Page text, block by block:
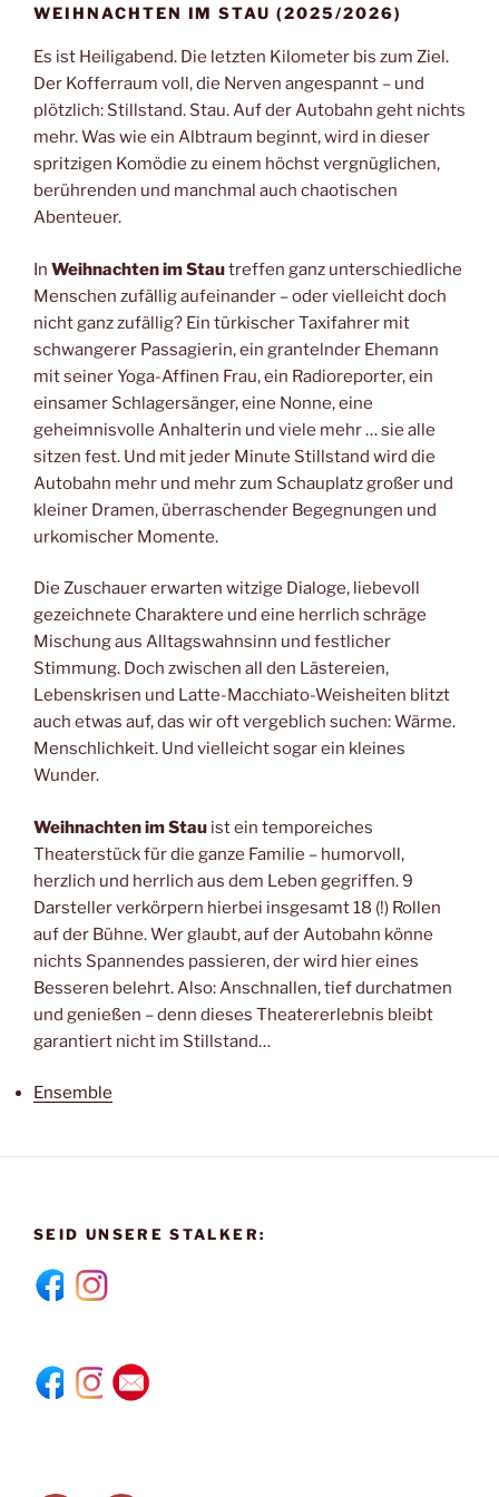
WEIHNACHTEN IM STAU (2025/2026)
Es ist Heiligabend. Die letzten Kilometer bis zum Ziel.
Der Kofferraum voll, die Nerven angespannt – und
plötzlich: Stillstand. Stau. Auf der Autobahn geht nichts
mehr. Was wie ein Albtraum beginnt, wird in dieser
spritzigen Komödie zu einem höchst vergnüglichen,
berührenden und manchmal auch chaotischen
Abenteuer.
In Weihnachten im Stautreffen ganz unterschiedliche
Menschen zufällig aufeinander – oder vielleicht doch
nicht ganz zufällig? Ein türkischer Taxifahrer mit
schwangerer Passagierin, ein grantelnder Ehemann
mit seiner Yoga-Affinen Frau, ein Radioreporter, ein
einsamer Schlagersänger, eine Nonne, eine
geheimnisvolle Anhalterin und viele mehr … sie alle
sitzen fest. Und mit jeder Minute Stillstand wird die
Autobahn mehr und mehr zum Schauplatz großer und
kleiner Dramen, überraschender Begegnungen und
urkomischer Momente.
Die Zuschauer erwarten witzige Dialoge, liebevoll
gezeichnete Charaktere und eine herrlich schräge
Mischung aus Alltagswahnsinn und festlicher
Stimmung. Doch zwischen all den Lästereien,
Lebenskrisen und Latte-Macchiato-Weisheiten blitzt
auch etwas auf, das wir oft vergeblich suchen: Wärme.
Menschlichkeit. Und vielleicht sogar ein kleines
Wunder.
Weihnachten im Stau ist ein temporeiches
Theaterstück für die ganze Familie – humorvoll,
herzlich und herrlich aus dem Leben gegriffen. 9
Darsteller verkörpern hierbei insgesamt 18 (!) Rollen
auf der Bühne. Wer glaubt, auf der Autobahn könne
nichts Spannendes passieren, der wird hier eines
Besseren belehrt. Also: Anschnallen, tief durchatmen
und genießen – denn dieses Theatererlebnis bleibt
garantiert nicht im Stillstand…
Ensemble
SEID UNSERE STALKER: